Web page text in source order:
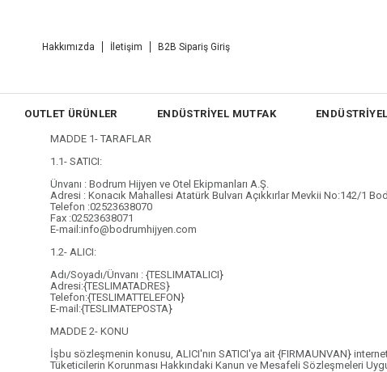
Hakkımızda İletişim B2B Sipariş Giriş
OUTLET ÜRÜNLER ENDÜSTRİYEL MUTFAK
MADDE 1- TARAFLAR
1.1- SATICI:
Ünvanı : Bodrum Hijyen ve Otel Ekipmanları A.Ş.
Adresi : Konacık Mahallesi Atatürk Bulvarı Açıkkırlar Mevkii No:142/1
Telefon :02523638070
Fax :02523638071
E-mail:info@bodrumhijyen.com
1.2- ALICI:
Adı/Soyadı/Ünvanı : {TESLIMATALICI}
Adresi:{TESLIMATADRES}
Telefon:{TESLIMATTELEFON}
E-mail:{TESLIMATEPOSTA}
MADDE 2- KONU
İşbu sözleşmenin konusu, ALICI'nın SATICI'ya ait {FIRMAUNVAN}
Tüketicilerin Korunması Hakkındaki Kanun ve Mesafeli Sözleşmeleri